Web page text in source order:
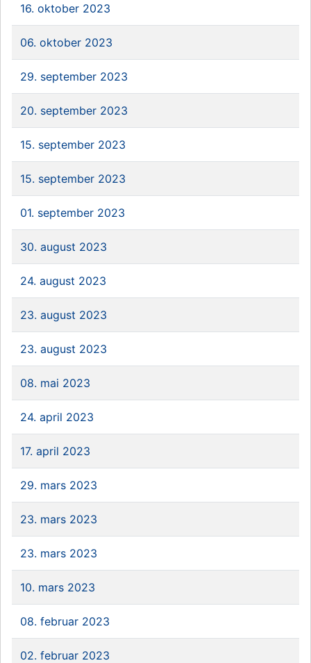
16. oktober 2023
06. oktober 2023
29. september 2023
20. september 2023
15. september 2023
15. september 2023
01. september 2023
30. august 2023
24. august 2023
23. august 2023
23. august 2023
08. mai 2023
24. april 2023
17. april 2023
29. mars 2023
23. mars 2023
23. mars 2023
10. mars 2023
08. februar 2023
02. februar 2023